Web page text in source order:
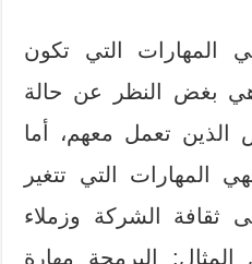
المهارات التي تكون
هي بغض النظر عن حالة
الذين تعمل معهم، أما
المهارات التي تتغير
ثقافة الشركة وزملاء
البرمجة مهارة